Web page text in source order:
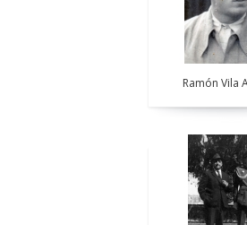
Ramón Vila